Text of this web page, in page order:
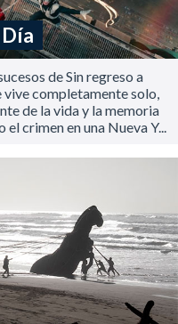
de Sin regreso a
vive completamente solo,
de la vida y la memoria
crimen en una Nueva Y...